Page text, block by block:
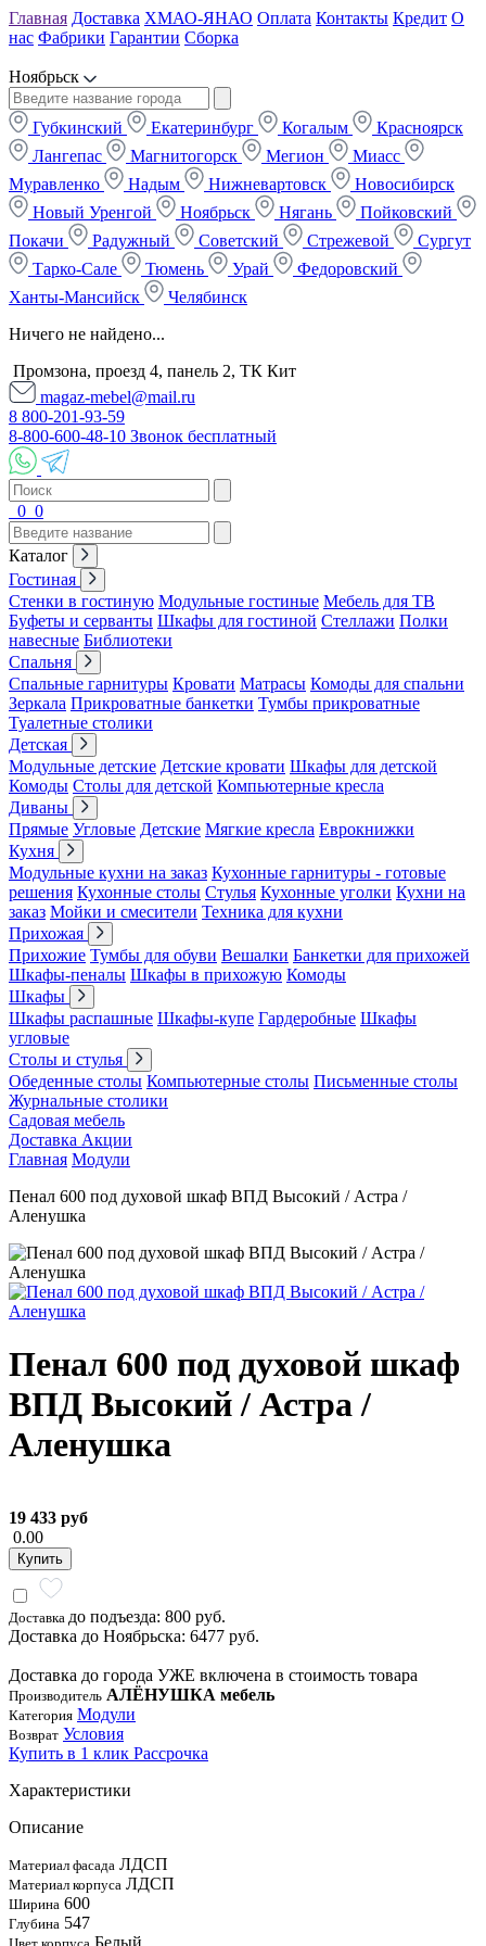
Главная Доставка ХМАО-ЯНАО Оплата Контакты Кредит О
нас Фабрики Гарантии Сборка
Ноябрьск
Губкинский Екатеринбург Когалым
Красноярск
Лангепас
Магнитогорск Мегион
Миасс
Муравленко
Надым Нижневартовск
Новосибирск
Новый Уренгой
Ноябрьск Нягань
Пойковский
Покачи
Радужный Советский Стрежевой
Сургут
Тарко-Сале
Тюмень Урай
Федоровский
Ханты-Мансийск
Челябинск
Ничего не найдено...
Промзона, проезд 4, панель 2, ТК Кит
magaz-mebel@mail.ru
8 800-201-93-59
8-800-600-48-10 Звонок бесплатный
0 0
Каталог
Гостиная
Стенки в гостиную Модульные гостиные Мебель для ТВ
Буфеты и серванты Шкафы для гостиной Стеллажи Полки
навесные Библиотеки
Спальня
Спальные гарнитуры Кровати Матрасы Комоды для спальни
Зеркала Прикроватные банкетки Тумбы прикроватные
Туалетные столики
Детская
Модульные детские Детские кровати Шкафы для детской
Комоды Столы для детской Компьютерные кресла
Диваны
Прямые Угловые Детские Мягкие кресла Еврокнижки
Кухня
Модульные кухни на заказ Кухонные гарнитуры - готовые
решения Кухонные столы Стулья Кухонные уголки Кухни на
заказ Мойки и смесители Техника для кухни
Прихожая
Прихожие Тумбы для обуви Вешалки Банкетки для прихожей
Шкафы-пеналы Шкафы в прихожую Комоды
Шкафы
Шкафы распашные Шкафы-купе Гардеробные Шкафы
угловые
Столы и стулья
Обеденные столы Компьютерные столы Письменные столы
Журнальные столики
Садовая мебель
Доставка Акции
Главная Модули
Пенал 600 под духовой шкаф ВПД Высокий / Астра /
Аленушка
Пенал 600 под духовой шкаф
ВПД Высокий / Астра /
Аленушка
19 433 руб
0.00
Купить
Доставка до подъезда: 800 руб.
Доставка до Ноябрьска: 6477 руб.
Доставка до города УЖЕ включена в стоимость товара
Производитель АЛЁНУШКА мебель
Категория Модули
Возврат Условия
Купить в 1 клик Рассрочка
Характеристики
Описание
Материал фасада ЛДСП
Материал корпуса ЛДСП
Ширина 600
Глубина 547
Белый